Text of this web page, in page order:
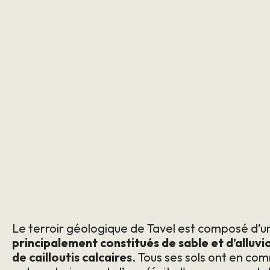
Le terroir géologique de Tavel est composé
principalement constitués de sable et
de cailloutis calcaires. Tous ses sols ont en